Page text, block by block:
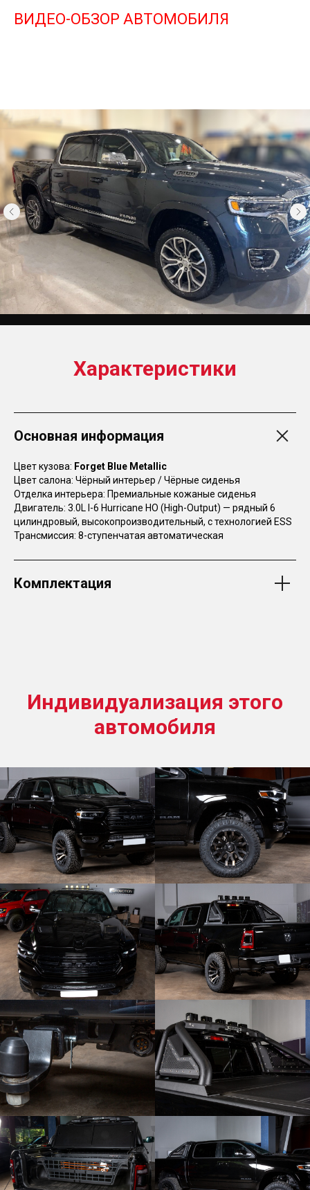
ВИДЕО-ОБЗОР АВТОМОБИЛЯ
Характеристики
Основная информация
Цвет кузова: Forget Blue Metallic
Цвет салона: Чёрный интерьер / Чёрные сиденья
Отделка интерьера: Премиальные кожаные сиденья
Двигатель: 3.0L I-6 Hurricane HO (High-Output) — рядный 6
цилиндровый, высокопроизводительный, с технологией ESS
Трансмиссия: 8-ступенчатая автоматическая
Комплектация
Индивидуализация этого
автомобиля